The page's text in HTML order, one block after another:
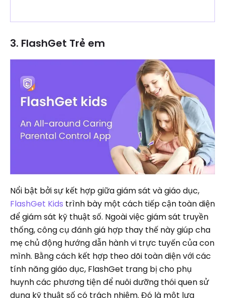
3. FlashGet Trẻ em
Nổi bật bởi sự kết hợp giữa giám sát và giáo dục,
FlashGet Kids trình bày một cách tiếp cận toàn diện
để giám sát kỹ thuật số. Ngoài việc giám sát truyền
thống, công cụ đánh giá hợp thay thế này giúp cha
mẹ chủ động hướng dẫn hành vi trực tuyến của con
mình. Bằng cách kết hợp theo dõi toàn diện với các
tính năng giáo dục, FlashGet trang bị cho phụ
huynh các phương tiện để nuôi dưỡng thói quen sử
dụng kỹ thuật số có trách nhiệm. Đó là một lựa